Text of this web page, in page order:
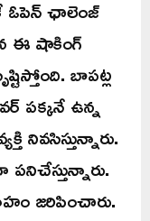
ఓపెన్ ఛాలెంజ్
ఈ షాకింగ్
బాపట్ల
పక్కనే ఉన్న
నివసిస్తున్నారు.
జరిపించారు.